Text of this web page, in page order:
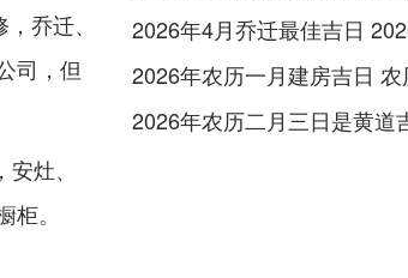
乔迁、
司，但
灶、
。
2026年农历一月建房吉日